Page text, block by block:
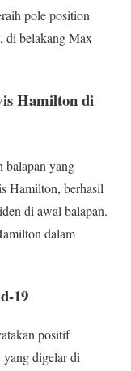
pole position
di belakang Max
Hamilton di
balapan yang
Hamilton, berhasil
di awal balapan.
dalam
19
positif
yang digelar di